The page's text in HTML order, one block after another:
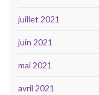
juillet 2021
juin 2021
mai 2021
avril 2021